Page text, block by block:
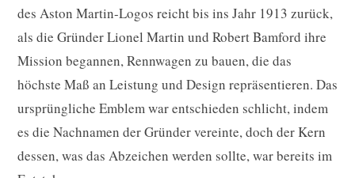
des Aston Martin-Logos reicht bis ins Jahr 1913 zurück,
als die Gründer Lionel Martin und Robert Bamford ihre
Mission begannen, Rennwagen zu bauen, die das
höchste Maß an Leistung und Design repräsentieren. Das
ursprüngliche Emblem war entschieden schlicht, indem
es die Nachnamen der Gründer vereinte, doch der Kern
dessen, was das Abzeichen werden sollte, war bereits im